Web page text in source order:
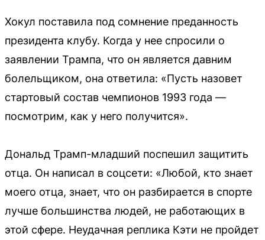
Хокул поставила под сомнение преданность
президента клубу. Когда у нее спросили о
заявлении Трампа, что он является давним
болельщиком, она ответила: «Пусть назовет
стартовый состав чемпионов 1993 года —
посмотрим, как у него получится».
Дональд Трамп-младший поспешил защитить
отца. Он написал в соцсети: «Любой, кто знает
моего отца, знает, что он разбирается в спорте
лучше большинства людей, не работающих в
этой сфере. Неудачная реплика Кэти не пройдет